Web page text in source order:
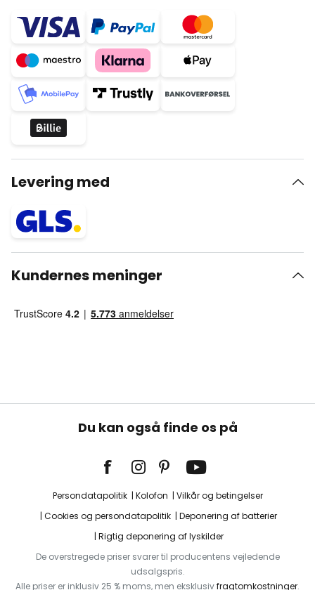
Levering med
Kundernes meninger
Du kan også finde os på
Persondatapolitik Kolofon
Vilkår og betingelser
Cookies og persondatapolitik
Deponering af batterier
Rigtig deponering af lyskilder
De overstregede priser svarer til producentens vejledende
udsalgspris.
Alle priser er inklusiv 25 % moms, men eksklusivfragtomkostninger.